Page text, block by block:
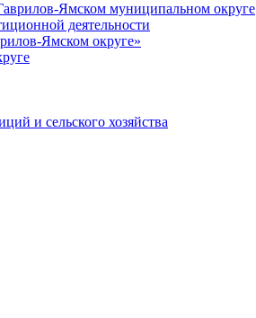
Ямском муниципальном округе
деятельности
Ямском округе»
и сельского хозяйства